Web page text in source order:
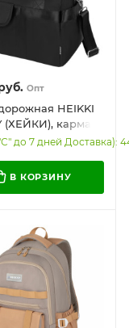
Опт
HEIKKI
(ХЕЙКИ), карман
багажная
до 7 дней Доставка):
В КОРЗИНУ